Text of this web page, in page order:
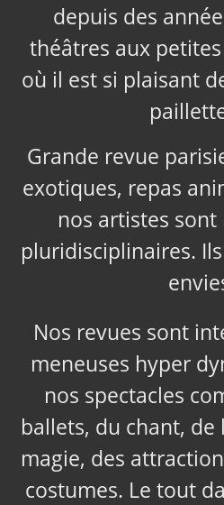
depuis des
théâtres aux
où il est si plaisant
Grande revue
exotiques, repas
nos artistes
pluridisciplinaires.
Nos revues sont
meneuses hyper
nos spectacles
ballets, du chant, de
magie, des
costumes. Le tout